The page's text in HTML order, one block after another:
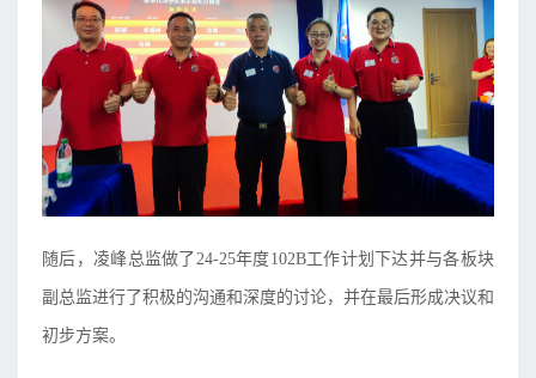
随后，凌峰总监做了24-25年度102B工作计划下达并与各板块
副总监进行了积极的沟通和深度的讨论，并在最后形成决议和
初步方案。